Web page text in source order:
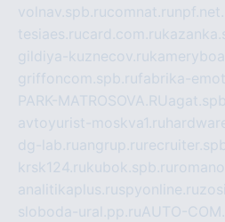
volnav.spb.rucomnat.ru
tesiaes.rucard.com.ru
gildiya-kuznecov.ru
griffoncom.spb.rufabrika-
PARK-MATROSOVA.RU
avtoyurist-moskva1.ru
dg-lab.ruangrup.ru
krsk124.rukubok.spb.ru
analitikaplus.ruspyonline.ru
sloboda-ural.pp.ruAUTO-